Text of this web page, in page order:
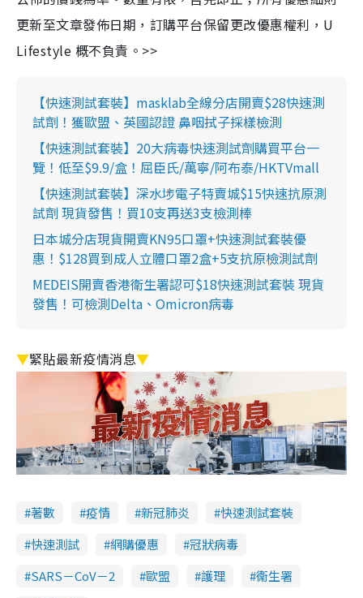
更新至文章發佈日期，訂購平台保留更改優惠權利，U
Lifestyle 概不負責。>>
【快速測試套裝】masklab全線分店開賣$28快速測
試劑！獲歐盟、英國認證 鼻咽拭子採樣檢測
【快速測試套裝】20大病毒快速測試劑購買平台一
覽！低至$9.9/盒！屈臣氏/萬寧/阿布泰/HKTVmall
【快速測試套裝】深水埗電子特賣城$15快速抗原測
試劑 現貨發售！買10支再送3支檢測棒
日本城分店現貨開賣KN95口罩+快速測試套裝優
惠！$128買到成人立體口罩2盒+5支抗原檢測試劑
MEDEIS開賣香港衛生署認可$18快速測試套裝 現貨
發售！可檢測Delta、Omicron病毒
▼緊貼最新疫情消息▼
著數 疫情 新冠肺炎
快速測試套裝
快速測試
網購優惠
冠狀病毒
SARS－CoV－2
歐盟 護理
衞生署